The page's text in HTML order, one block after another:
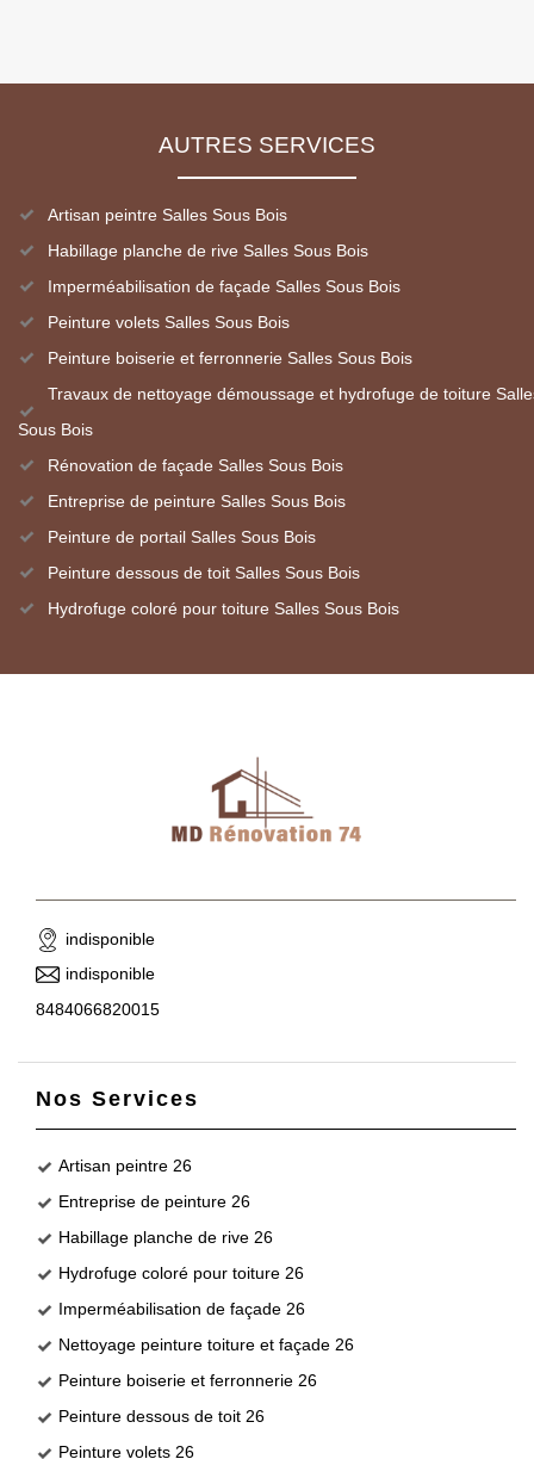
AUTRES SERVICES
Artisan peintre Salles Sous Bois
Habillage planche de rive Salles Sous Bois
Imperméabilisation de façade Salles Sous Bois
Peinture volets Salles Sous Bois
Peinture boiserie et ferronnerie Salles Sous Bois
Travaux de nettoyage démoussage et hydrofuge de toiture
Sous Bois
Rénovation de façade Salles Sous Bois
Entreprise de peinture Salles Sous Bois
Peinture de portail Salles Sous Bois
Peinture dessous de toit Salles Sous Bois
Hydrofuge coloré pour toiture Salles Sous Bois
indisponible
indisponible
8484066820015
Nos Services
Artisan peintre 26
Entreprise de peinture 26
Habillage planche de rive 26
Hydrofuge coloré pour toiture 26
Imperméabilisation de façade 26
Nettoyage peinture toiture et façade 26
Peinture boiserie et ferronnerie 26
Peinture dessous de toit 26
Peinture volets 26